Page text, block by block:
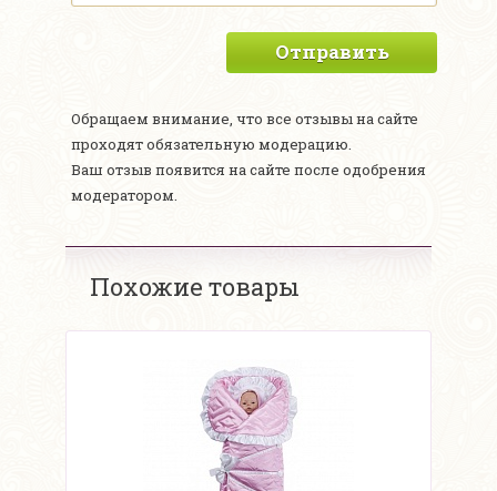
Отправить
Обращаем внимание, что все отзывы на сайте
проходят обязательную модерацию.
Ваш отзыв появится на сайте после одобрения
модератором.
Похожие товары